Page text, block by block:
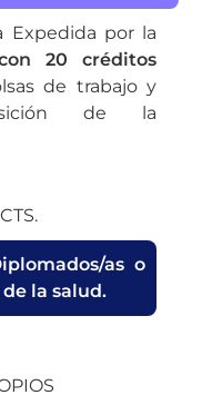
Expedida por la
20 créditos
de trabajo y
de la
as o
la salud.